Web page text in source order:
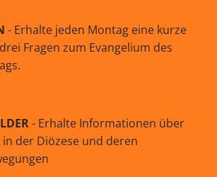
- Erhalte jeden Montag eine kurze
Fragen zum Evangelium des
- Erhalte Informationen über
der Diözese und deren